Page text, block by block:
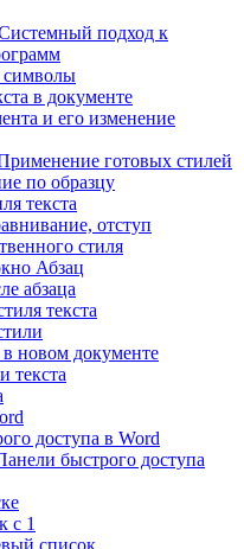
подход к
символы
в документе
и его изменение
готовых стилей
по образцу
текста
отступ
стиля
Абзац
абзаца
текста
новом документе
текста
доступа в Word
быстрого доступа
с 1